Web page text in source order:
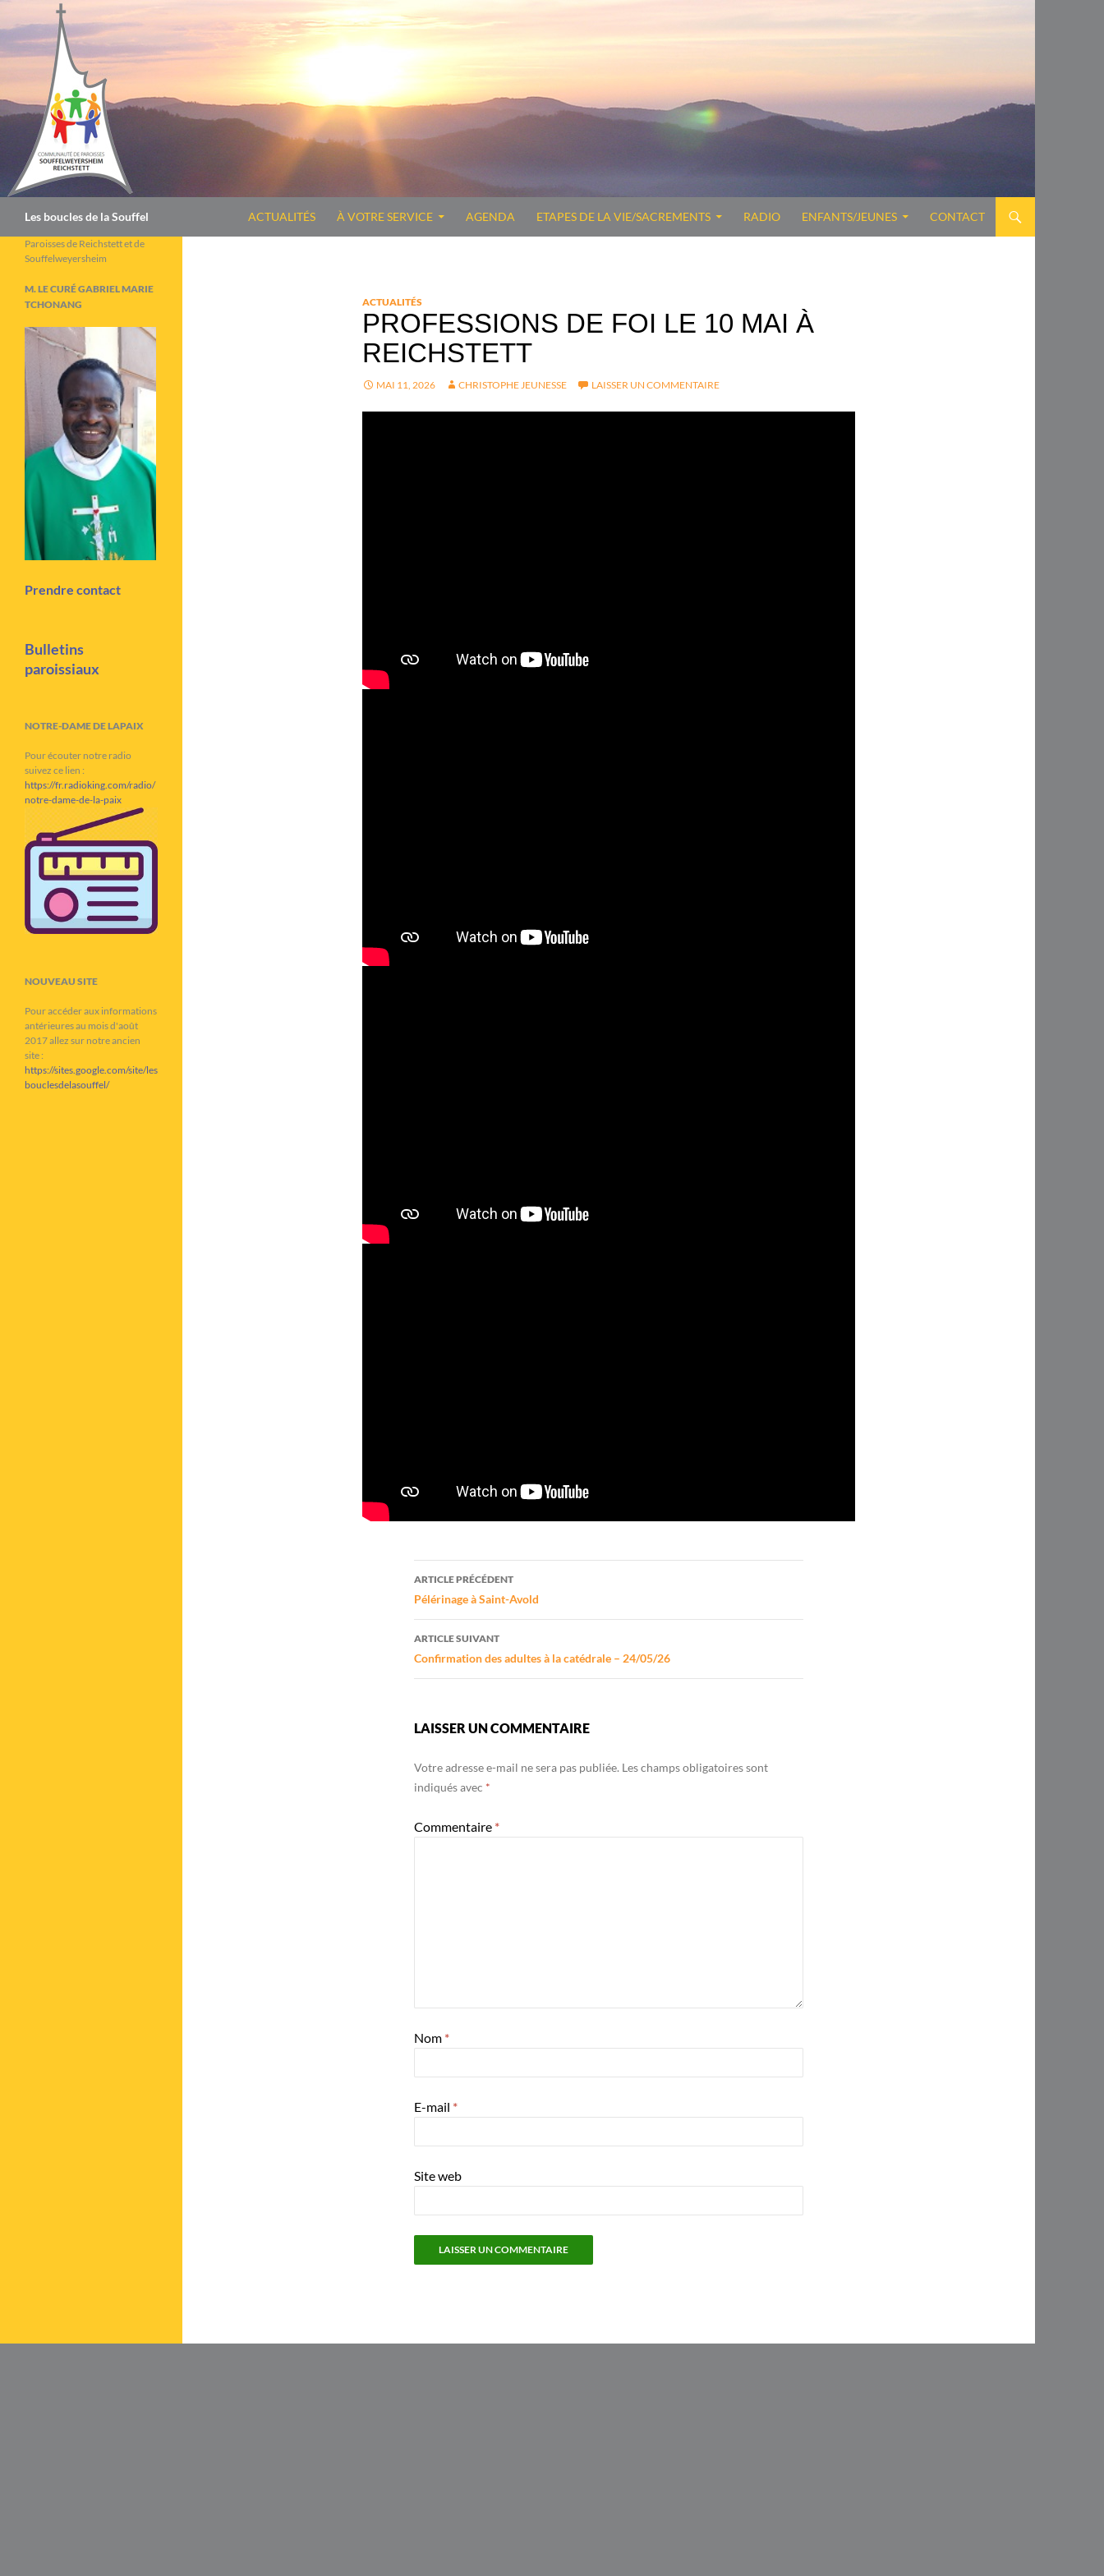
au
contenu
Les boucles de la Souffel ACTUALITÉS À VOTRE SERVICE AGENDA ETAPES DE LA VIE/SACREMENTS RADIO ENFANTS/JEUNES CONTACT
ACTUALITÉS
PROFESSIONS DE FOI LE 10 MAI À
REICHSTETT
MAI 11, 2026 CHRISTOPHE JEUNESSE LAISSER UN COMMENTAIRE
Navigation
des
articles
ARTICLE PRÉCÉDENT
Pélérinage à Saint-Avold
ARTICLE SUIVANT
Confirmation des adultes à la catédrale – 24/05/26
LAISSER UN COMMENTAIRE
Votre adresse e-mail ne sera pas publiée. Les champs obligatoires sont
indiqués avec *
Commentaire *
Nom *
E-mail *
Site web
Paroisses de Reichstett et de
Souffelweyersheim
M. LE CURÉ GABRIEL MARIE
TCHONANG
Prendre contact
Bulletins
paroissiaux
NOTRE-DAME DE LAPAIX
Pour écouter notre radio
suivez ce lien :
https://fr.radioking.com/radio/
notre-dame-de-la-paix
NOUVEAU SITE
Pour accéder aux informations
antérieures au mois d'août
2017 allez sur notre ancien
site :
https://sites.google.com/site/les
bouclesdelasouffel/